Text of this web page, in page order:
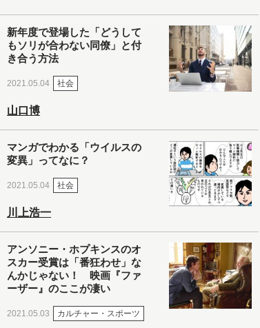
新年度で登場した「どうして
もソリが合わない同僚」と付
き合う方法
2021.05.04 社会
山口博
マンガでわかる「ウイルスの
変異」ってなに？
2021.05.04 社会
川上浩一
アンソニー・ホプキンスのオ
スカー受賞は「番狂わせ」な
んかじゃない！ 映画『ファ
ーザー』のここが凄い
2021.05.03 カルチャー・スポーツ